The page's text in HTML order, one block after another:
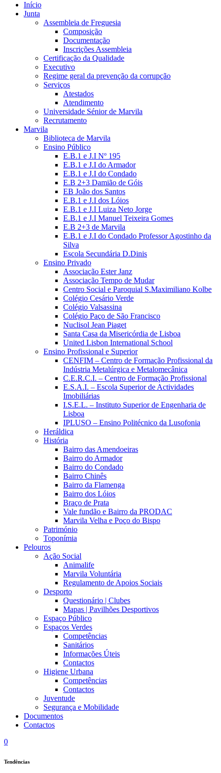
Início
Junta
Assembleia de Freguesia
Composição
Documentação
Inscrições Assembleia
Certificação da Qualidade
Executivo
Regime geral da prevenção da corrupção
Serviços
Atestados
Atendimento
Universidade Sénior de Marvila
Recrutamento
Marvila
Biblioteca de Marvila
Ensino Público
E.B.1 e J.I Nº 195
E.B.1 e J.I do Armador
E.B.1 e J.I do Condado
E.B 2+3 Damião de Góis
EB João dos Santos
E.B.1 e J.I dos Lóios
E.B.1 e J.I Luiza Neto Jorge
E.B.1 e J.I Manuel Teixeira Gomes
E.B 2+3 de Marvila
E.B.1 e J.I do Condado Professor Agostinho da
Silva
Escola Secundária D.Dinis
Ensino Privado
Associação Ester Janz
Associação Tempo de Mudar
Centro Social e Paroquial S.Maximiliano Kolbe
Colégio Cesário Verde
Colégio Valsassina
Colégio Paço de São Francisco
Nuclisol Jean Piaget
Santa Casa da Misericórdia de Lisboa
United Lisbon International School
Ensino Profissional e Superior
CENFIM – Centro de Formação Profissional da
Indústria Metalúrgica e Metalomecânica
C.E.R.C.I. – Centro de Formação Profissional
E.S.A.I. – Escola Superior de Actividades
Imobiliárias
I.S.E.L. – Instituto Superior de Engenharia de
Lisboa
IPLUSO – Ensino Politécnico da Lusofonia
Heráldica
História
Bairro das Amendoeiras
Bairro do Armador
Bairro do Condado
Bairro Chinês
Bairro da Flamenga
Bairro dos Lóios
Braço de Prata
Vale fundão e Bairro da PRODAC
Marvila Velha e Poço do Bispo
Património
Toponímia
Pelouros
Ação Social
Animalife
Marvila Voluntária
Regulamento de Apoios Sociais
Desporto
Questionário | Clubes
Mapas | Pavilhões Desportivos
Espaço Público
Espaços Verdes
Competências
Sanitários
Informações Úteis
Contactos
Higiene Urbana
Competências
Contactos
Juventude
Segurança e Mobilidade
Documentos
Contactos
0
Tendências